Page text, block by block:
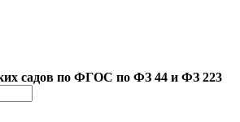
садов по ФГОC по ФЗ 44 и ФЗ 223